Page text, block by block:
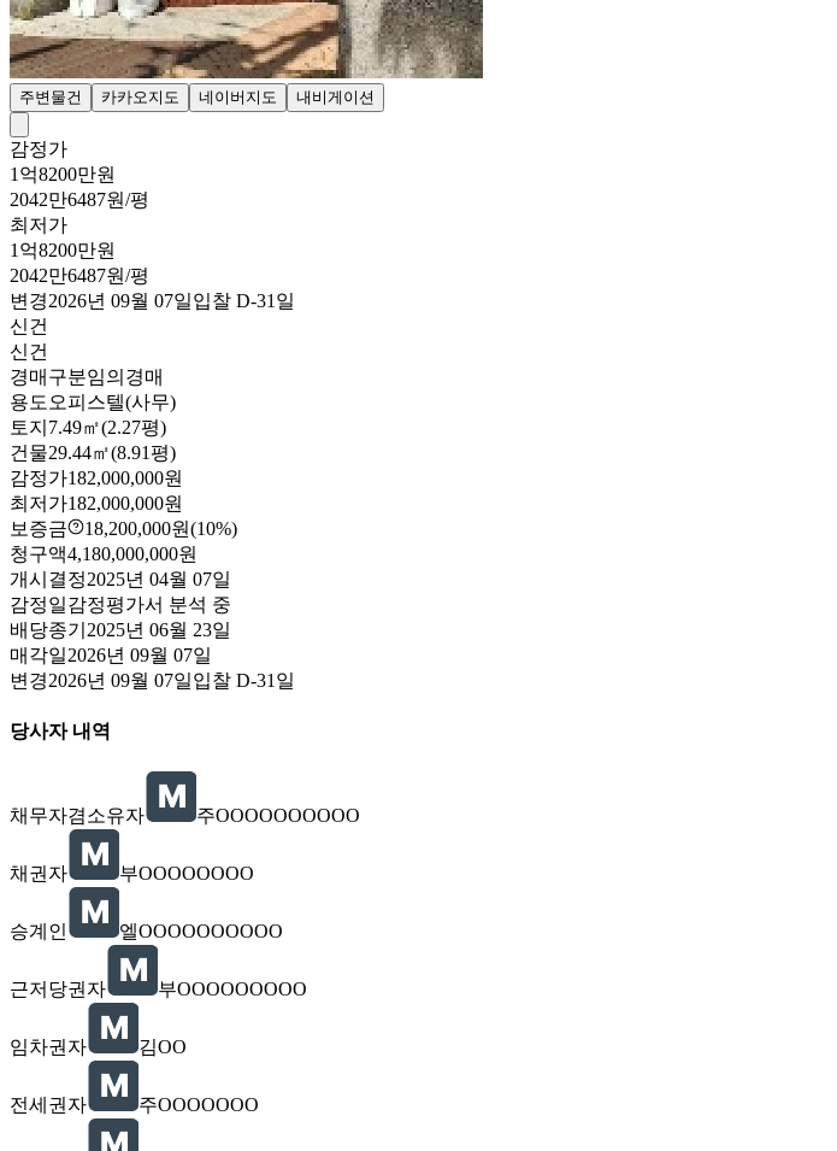
주변물건 카카오지도 네이버지도 내비게이션
감정가
1억8200만원
2042만6487원/평
최저가
1억8200만원
2042만6487원/평
변경2026년 09월 07일입찰 D-31 일
신건
신건
경매구분임의경매
용도 오피스텔(사무)
토지 7.49㎡(2.27평)
건물29.44㎡(8.91평)
감정가182,000,000원
최저가182,000,000원
보증금
18,200,000원(10%)
청구액4,180,000,000원
개시결정2025년 04월 07일
감정일감정평가서 분석 중
배당종기 2025년 06월 23일
매각일2026년 09월 07일
변경2026년 09월 07일입찰 D-31 일
당사자 내역
채무자겸소유자 주OOOOOOOOOO
채권자 부OOOOOOOO
승계인 엘OOOOOOOOOO
근저당권자 부OOOOOOOOO
임차권자 김OO
전세권자 주OOOOOOO